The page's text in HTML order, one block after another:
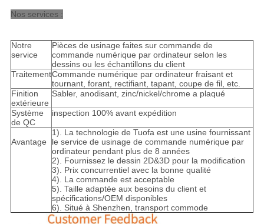
Nos services :
Notre
service
Pièces de usinage faites sur commande de
commande numérique par ordinateur selon les
dessins ou les échantillons du client
TraitementCommande numérique par ordinateur fraisant et
tournant, forant, rectifiant, tapant, coupe de fil, etc.
Finition
extérieure
Sabler, anodisant, zinc/nickel/chrome a plaqué
Système
de QC
inspection 100% avant expédition
Avantage
1). La technologie de Tuofa est une usine fournissant
le service de usinage de commande numérique par
ordinateur pendant plus de 8 années
2). Fournissez le dessin 2D&3D pour la modification
3). Prix concurrentiel avec la bonne qualité
4). La commande est acceptable
5). Taille adaptée aux besoins du client et
spécifications/OEM disponibles
6). Situé à Shenzhen, transport commode